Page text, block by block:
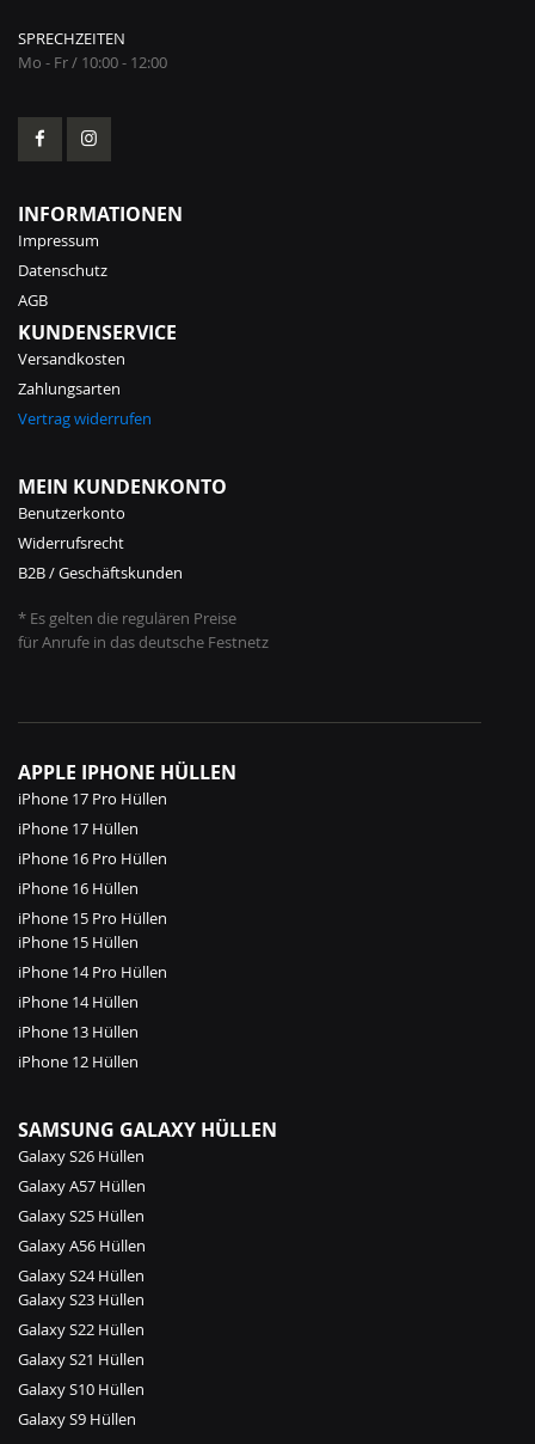
SPRECHZEITEN
Mo - Fr / 10:00 - 12:00
INFORMATIONEN
Impressum
Datenschutz
AGB
KUNDENSERVICE
Versandkosten
Zahlungsarten
Vertrag widerrufen
MEIN KUNDENKONTO
Benutzerkonto
Widerrufsrecht
B2B / Geschäftskunden
* Es gelten die regulären Preise
für Anrufe in das deutsche Festnetz
APPLE IPHONE HÜLLEN
iPhone 17 Pro Hüllen
iPhone 17 Hüllen
iPhone 16 Pro Hüllen
iPhone 16 Hüllen
iPhone 15 Pro Hüllen
iPhone 15 Hüllen
iPhone 14 Pro Hüllen
iPhone 14 Hüllen
iPhone 13 Hüllen
iPhone 12 Hüllen
SAMSUNG GALAXY HÜLLEN
Galaxy S26 Hüllen
Galaxy A57 Hüllen
Galaxy S25 Hüllen
Galaxy A56 Hüllen
Galaxy S24 Hüllen
Galaxy S23 Hüllen
Galaxy S22 Hüllen
Galaxy S21 Hüllen
Galaxy S10 Hüllen
Galaxy S9 Hüllen